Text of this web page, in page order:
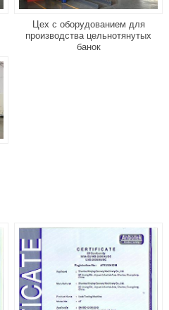
Цех с оборудованием для
производства цельнотянутых
банок